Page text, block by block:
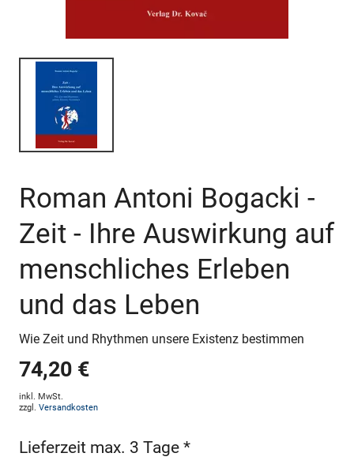
Roman Antoni Bogacki -
Zeit - Ihre Auswirkung auf
menschliches Erleben
und das Leben
Wie Zeit und Rhythmen unsere Existenz bestimmen
74,20 €
inkl. MwSt.
zzgl. Versandkosten
Lieferzeit max. 3 Tage *